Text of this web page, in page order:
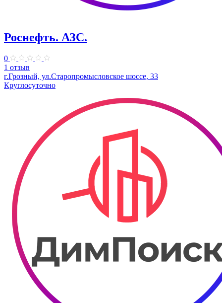
Роснефть. АЗС.
0
1 отзыв
г.Грозный, ул.Старопромысловское шоссе, 33
Круглосуточно